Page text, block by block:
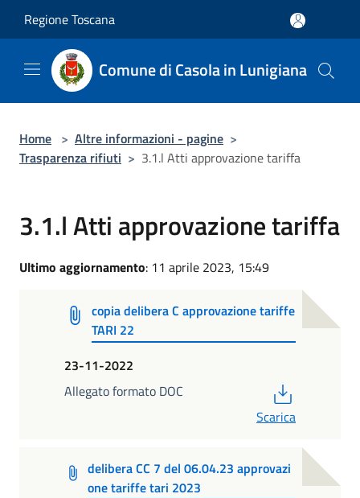
Regione Toscana
Comune di Casola in Lunigiana
Home > Altre informazioni - pagine >
Trasparenza rifiuti > 3.1.l Atti approvazione tariffa
3.1.l Atti approvazione tariffa
Ultimo aggiornamento: 11 aprile 2023, 15:49
copia delibera C approvazione tariffe
TARI 22
23-11-2022
Allegato formato DOC
Scarica
delibera CC 7 del 06.04.23 approvazi
one tariffe tari 2023